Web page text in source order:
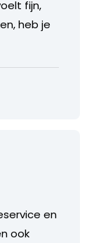
fijn,
heb je
en
ook